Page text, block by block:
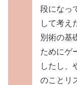
段になっ
して考え
別術の基
ためにゲ
したし、
のことリ